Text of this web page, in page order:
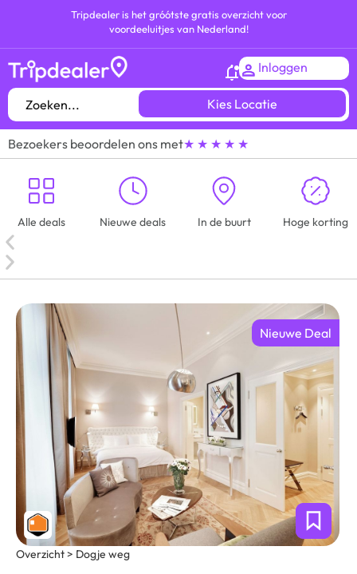
Tripdealer is het gróótste gratis overzicht voor
voordeeluitjes van Nederland!
Inloggen
Kies Locatie
Bezoekers beoordelen ons met★ ★ ★ ★ ★
Alle deals Nieuwe deals In de buurt Hoge korting
Nieuwe Deal
Overzicht > Dogje weg